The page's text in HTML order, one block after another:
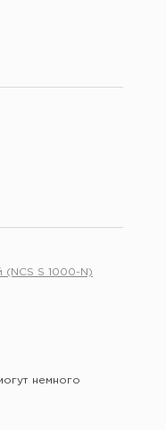
(NCS S 1000-N)
немного